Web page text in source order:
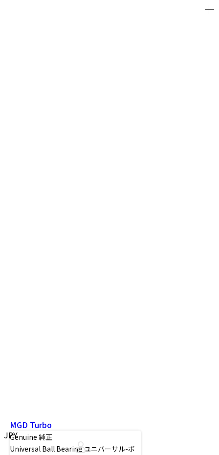
MGD Turbo
Genuine 純正
Universal Ball Bearing ユニバーサル-ボ
JPY